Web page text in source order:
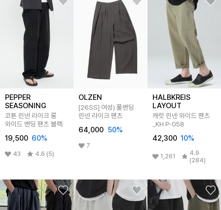
PEPPER
SEASONING
코튼 린넨 라이크 롱
와이드 밴딩 팬츠 블랙
19,500 60%
43 4.6 (5)
OLZEN
[26SS] 여성) 풀밴딩
린넨 라이크 팬츠
64,000 50%
7
HALBKREIS
LAYOUT
캐럿 린넨 와이드 팬츠
_KH P-058
42,300 10%
1,261
4.9
(284)